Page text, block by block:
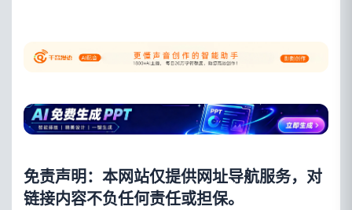
免责声明：本网站仅提供网址导航服务，对
链接内容不负任何责任或担保。